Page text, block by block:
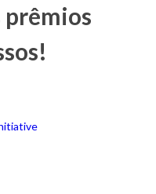
prêmios